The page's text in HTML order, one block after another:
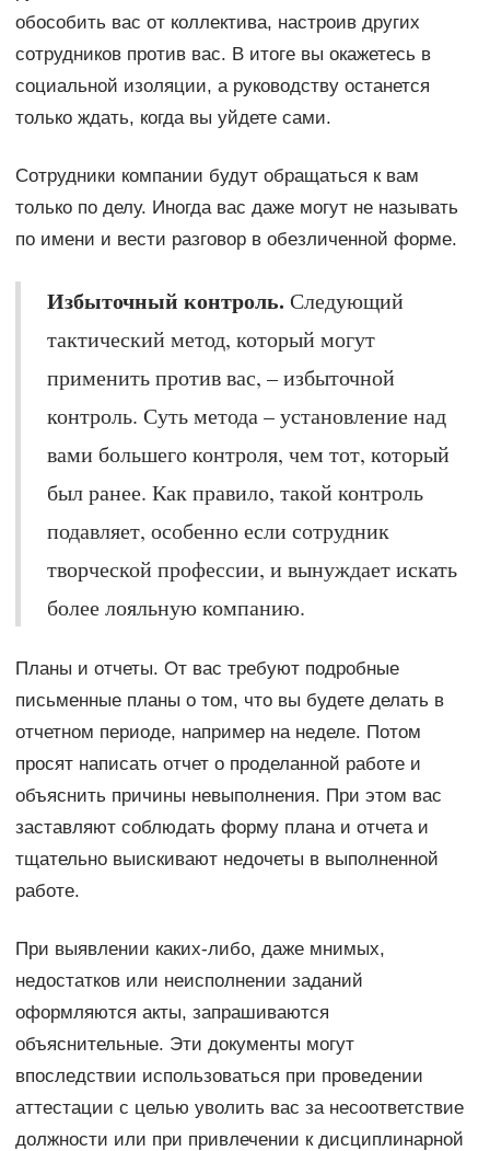
обособить вас от коллектива, настроив других
сотрудников против вас. В итоге вы окажетесь в
социальной изоляции, а руководству останется
только ждать, когда вы уйдете сами.
Сотрудники компании будут обращаться к вам
только по делу. Иногда вас даже могут не называть
по имени и вести разговор в обезличенной форме.
Избыточный контроль. Следующий
тактический метод, который могут
применить против вас, – избыточной
контроль. Суть метода – установление над
вами большего контроля, чем тот, который
был ранее. Как правило, такой контроль
подавляет, особенно если сотрудник
творческой профессии, и вынуждает искать
более лояльную компанию.
Планы и отчеты. От вас требуют подробные
письменные планы о том, что вы будете делать в
отчетном периоде, например на неделе. Потом
просят написать отчет о проделанной работе и
объяснить причины невыполнения. При этом вас
заставляют соблюдать форму плана и отчета и
тщательно выискивают недочеты в выполненной
работе.
При выявлении каких-либо, даже мнимых,
недостатков или неисполнении заданий
оформляются акты, запрашиваются
объяснительные. Эти документы могут
впоследствии использоваться при проведении
аттестации с целью уволить вас за несоответствие
должности или при привлечении к дисциплинарной